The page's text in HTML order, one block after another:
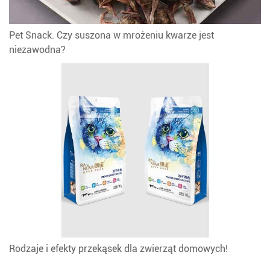
Pet Snack. Czy suszona w mrożeniu kwarze jest
niezawodna?
Rodzaje i efekty przekąsek dla zwierząt domowych!